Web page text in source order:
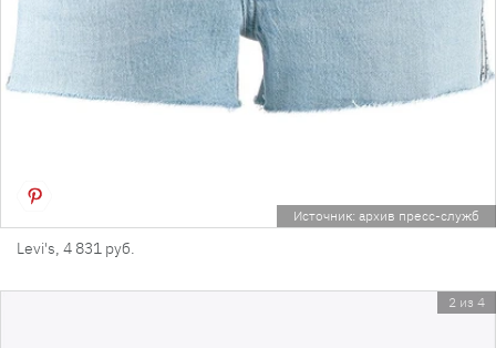
Источник: архив пресс-служб
Levi's, 4 831 руб.
2 из 4